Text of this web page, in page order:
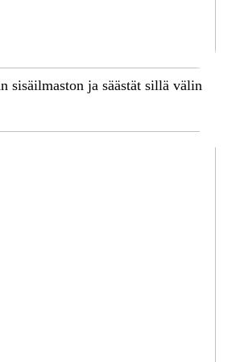
sisäilmaston ja säästät sillä välin